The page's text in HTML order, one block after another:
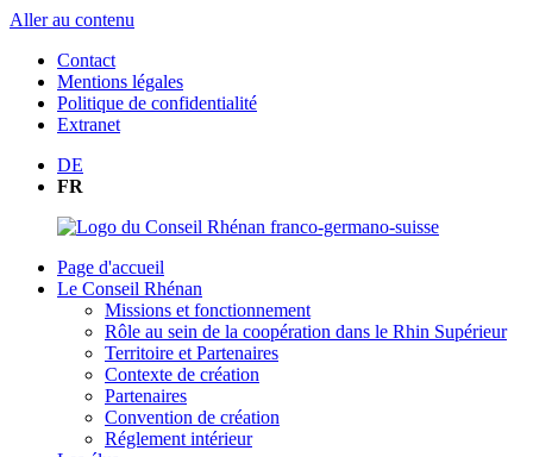
Aller au contenu
Contact
Mentions légales
Politique de confidentialité
Extranet
DE
FR
Page d'accueil
Le Conseil Rhénan
Missions et fonctionnement
Rôle au sein de la coopération dans le Rhin Supérieur
Territoire et Partenaires
Contexte de création
Partenaires
Convention de création
Réglement intérieur